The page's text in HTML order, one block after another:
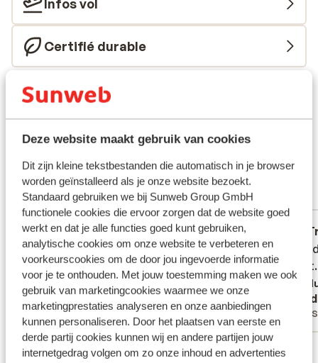
Deze website maakt gebruik van cookies
Dit zijn kleine tekstbestanden die automatisch in je browser
worden geïnstalleerd als je onze website bezoekt.
Standaard gebruiken we bij Sunweb Group GmbH
functionele cookies die ervoor zorgen dat de website goed
werkt en dat je alle functies goed kunt gebruiken,
analytische cookies om onze website te verbeteren en
voorkeurscookies om de door jou ingevoerde informatie
voor je te onthouden. Met jouw toestemming maken we ook
gebruik van marketingcookies waarmee we onze
marketingprestaties analyseren en onze aanbiedingen
kunnen personaliseren. Door het plaatsen van eerste en
derde partij cookies kunnen wij en andere partijen jouw
internetgedrag volgen om zo onze inhoud en advertenties
Infos vol
Certifié durable
Ce sont des avis clients 100 % authentiques qui
reflètent fidèlement leur expérience avec notre
produit.En savoir plus sur les avis
9 Excellent
13 expériences
Réservé le plus par couples
10 Excellent
14 mai 2026
El Fuerte Marbella echt een aanrader
El Fuerte Marbella echt een aanrader
Traduire en français (BE)
Anonyme
Amis
ontbijt.
ontbijt.
Amis
Voir toutes les 13 expériences